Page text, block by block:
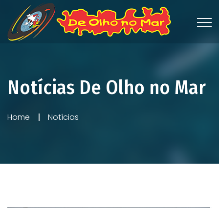
Notícias De Olho no Mar
Home Notícias